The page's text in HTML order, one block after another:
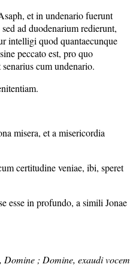
et in undenario fuerunt
ad duodenarium redierunt,
intelligi quod quantaecunque
peccato est, pro quo
cum undenario.
misera, et a misericordia
certitudine veniae, ibi, speret
esse in profundo, a simili Jonae
; Domine, exaudi vocem